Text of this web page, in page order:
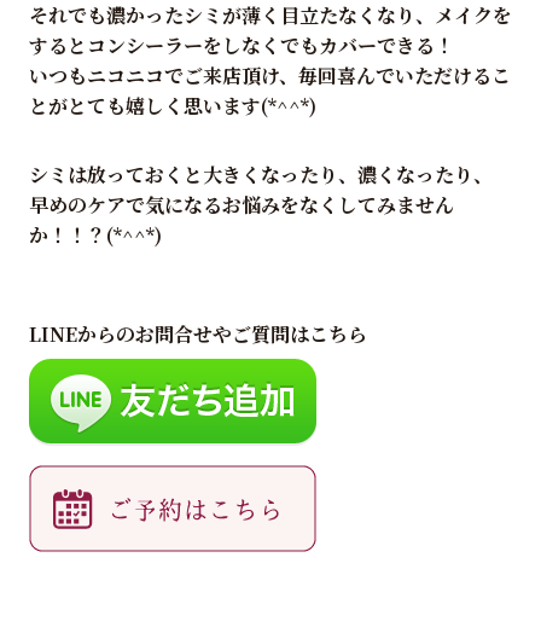
それでも濃かったシミが薄く目立たなくなり、メイクを
するとコンシーラーをしなくでもカバーできる！
いつもニコニコでご来店頂け、毎回喜んでいただけるこ
とがとても嬉しく思います(*^^*)
シミは放っておくと大きくなったり、濃くなったり、
早めのケアで気になるお悩みをなくしてみません
か！！？(*^^*)
LINEからのお問合せやご質問はこちら